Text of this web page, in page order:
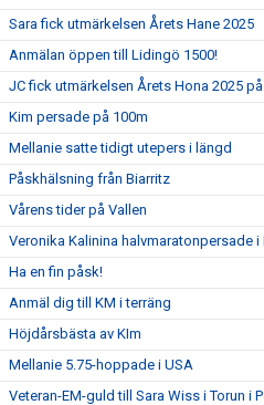
Sara fick utmärkelsen Årets Hane 2025
Anmälan öppen till Lidingö 1500!
JC fick utmärkelsen Årets Hona 2025
Kim persade på 100m
Mellanie satte tidigt utepers i längd
Påskhälsning från Biarritz
Vårens tider på Vallen
Veronika Kalinina halvmaratonpersade i
Ha en fin påsk!
Anmäl dig till KM i terräng
Höjdårsbästa av KIm
Mellanie 5.75-hoppade i USA
Veteran-EM-guld till Sara Wiss i Torun i